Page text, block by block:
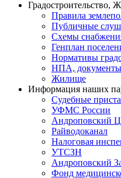
Градостроительство,
Правила
Публичные
Схемы
Генплан
Нормативы
НПА, документы
Жилище
Информация наших
Судебные
УФМС России
Андроповский
Райводоканал
Налоговая
УТСЗН
Андроповский
Фонд